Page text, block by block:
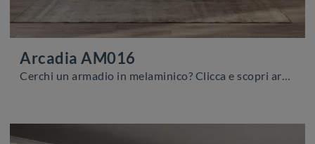
Arcadia AM016
Cerchi un armadio in melaminico? Clicca e scopri armadi a ponte con ante battenti di Colombini Casa.